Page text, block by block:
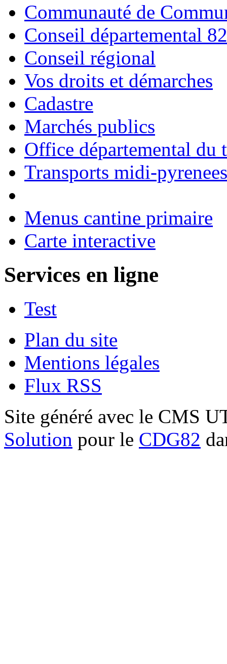
Communauté de
Conseil départemental 82
Conseil régional
Vos droits et démarches
Cadastre
Marchés publics
Office départemental du
Transports midi-pyrenees
Menus cantine primaire
Carte interactive
Services en ligne
Test
Plan du site
Mentions légales
Flux RSS
Site généré avec le CMS
Solution pour le CDG82